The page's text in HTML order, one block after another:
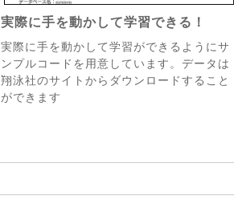
実際に手を動かして学習できる！
実際に手を動かして学習ができるようにサ
ンプルコードを用意しています。データは
翔泳社のサイトからダウンロードすること
ができます